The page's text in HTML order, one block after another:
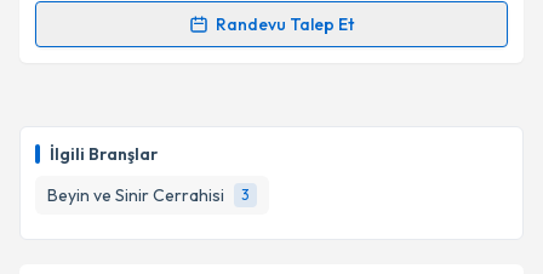
İlgili Branşlar
Beyin ve Sinir Cerrahisi
3
Randevu Talep Et
Randevu Takvimi Talebi
için bir takvim hazırlandığında e-posta ile
bilgilendireceğiz.
E-posta Adresiniz